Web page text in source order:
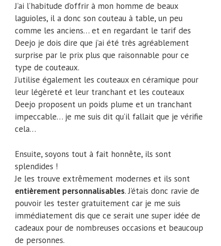
J’ai l’habitude d’offrir à mon homme de beaux
laguioles, il a donc son couteau à table, un peu
comme les anciens… et en regardant le tarif des
Deejo je dois dire que j’ai été très agréablement
surprise par le prix plus que raisonnable pour ce
type de couteaux.
J’utilise également les couteaux en céramique pour
leur légèreté et leur tranchant et les couteaux
Deejo proposent un poids plume et un tranchant
impeccable… je me suis dit qu’il fallait que je vérifie
cela…
Ensuite, soyons tout à fait honnête, ils sont
splendides !
Je les trouve extrêmement modernes et ils sont
entièrement personnalisables. J’étais donc ravie de
pouvoir les tester gratuitement car je me suis
immédiatement dis que ce serait une super idée de
cadeaux pour de nombreuses occasions et beaucoup
de personnes.